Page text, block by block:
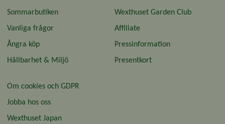
Sommarbutiken
Vanliga frågor
Ångra köp
Hållbarhet & Miljö
Wexthuset Garden Club
Affiliate
Pressinformation
Presentkort
Om cookies och GDPR
Jobba hos oss
Wexthuset Japan